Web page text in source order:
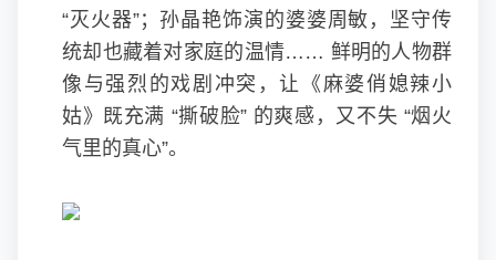
“灭火器”；孙晶艳饰演的婆婆周敏，坚守传
统却也藏着对家庭的温情…… 鲜明的人物群
像与强烈的戏剧冲突，让《麻婆俏媳辣小
姑》既充满 “撕破脸” 的爽感，又不失 “烟火
气里的真心”。